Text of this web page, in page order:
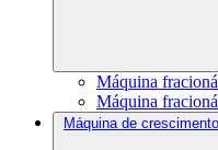
Máquina
Máquina
Máquina de